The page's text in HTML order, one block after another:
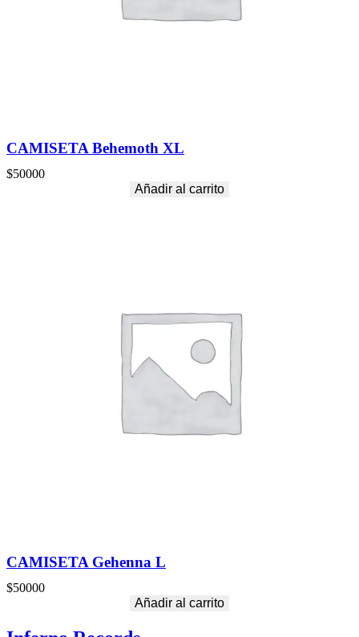
CAMISETA Behemoth XL
$50000
Añadir al carrito
CAMISETA Gehenna L
$50000
Añadir al carrito